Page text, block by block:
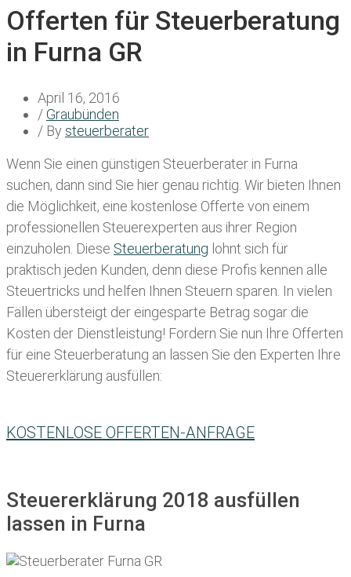
Offerten für Steuerberatung
in Furna GR
April 16, 2016
/Graubünden
/ By steuerberater
Wenn Sie einen günstigen Steuerberater in Furna
suchen, dann sind Sie hier genau richtig. Wir bieten Ihnen
die Möglichkeit, eine kostenlose Offerte von einem
professionellen Steuerexperten aus ihrer Region
einzuholen. Diese Steuerberatung lohnt sich für
praktisch jeden Kunden, denn diese Profis kennen alle
Steuertricks und helfen Ihnen Steuern sparen. In vielen
Fällen übersteigt der eingesparte Betrag sogar die
Kosten der Dienstleistung! Fordern Sie nun Ihre Offerten
für eine Steuerberatung an lassen Sie den Experten Ihre
Steuererklärung ausfüllen:
KOSTENLOSE OFFERTEN-ANFRAGE
Steuererklärung 2018 ausfüllen
lassen in Furna